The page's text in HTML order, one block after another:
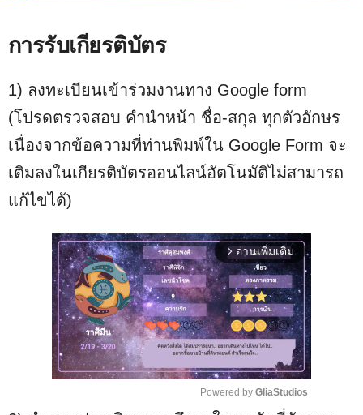
การรับเกียรติบัตร
1) ลงทะเบียนเข้าร่วมงานทาง Google form
(โปรดตรวจสอบ คำนำหน้า ชื่อ-สกุล ทุกตัวอักษร
เนื่องจากข้อความที่ท่านพิมพ์ใน Google Form จะ
เติมลงในเกียรติบัตรออนไลน์อัตโนมัติไม่สามารถ
แก้ไขได้)
arrow_forward_ios อ่านเพิ่มเติม
Powered by GliaStudios